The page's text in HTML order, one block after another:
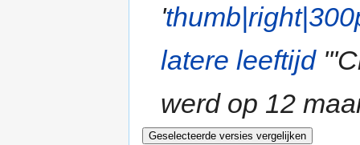
'
latere leeftijd
werd op 12